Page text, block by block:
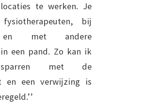
te werken. Je
bij
en met andere
een pand. Zo kan ik
met de
en een verwijzing is